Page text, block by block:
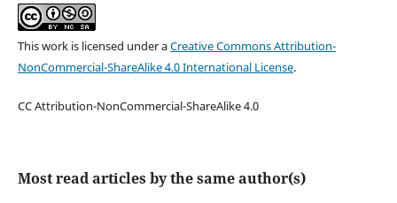
This work is licensed under aCreative Commons Attribution-
NonCommercial-ShareAlike 4.0 International License.
CC Attribution-NonCommercial-ShareAlike 4.0
Most read articles by the same author(s)